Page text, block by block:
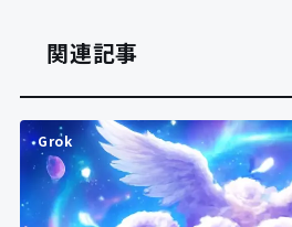
関連記事
Grok